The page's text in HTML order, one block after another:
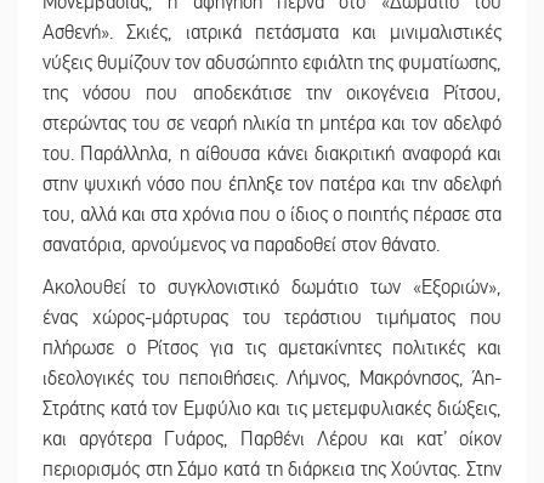
Ασθενή». Σκιές, ιατρικά πετάσματα και μινιμαλιστικές
νύξεις θυμίζουν τον αδυσώπητο εφιάλτη της φυματίωσης,
της νόσου που αποδεκάτισε την οικογένεια Ρίτσου,
στερώντας του σε νεαρή ηλικία τη μητέρα και τον αδελφό
του. Παράλληλα, η αίθουσα κάνει διακριτική αναφορά και
στην ψυχική νόσο που έπληξε τον πατέρα και την αδελφή
του, αλλά και στα χρόνια που ο ίδιος ο ποιητής πέρασε στα
σανατόρια, αρνούμενος να παραδοθεί στον θάνατο.
Ακολουθεί το συγκλονιστικό δωμάτιο των «Εξοριών»,
ένας χώρος-μάρτυρας του τεράστιου τιμήματος που
πλήρωσε ο Ρίτσος για τις αμετακίνητες πολιτικές και
ιδεολογικές του πεποιθήσεις. Λήμνος, Μακρόνησος, Άη-
Στράτης κατά τον Εμφύλιο και τις μετεμφυλιακές διώξεις,
και αργότερα Γυάρος, Παρθένι Λέρου και κατ’ οίκον
περιορισμός στη Σάμο κατά τη διάρκεια της Χούντας. Στην